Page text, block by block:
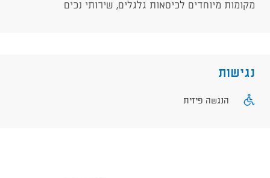
מקומות מיוחדים לכיסאות גלגלים, שירותי נכים
נגישות
הנגשה פיזית